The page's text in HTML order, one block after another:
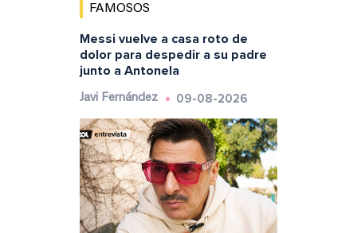
FAMOSOS
Messi vuelve a casa roto de
dolor para despedir a su padre
junto a Antonela
Javi Fernández 09-08-2026